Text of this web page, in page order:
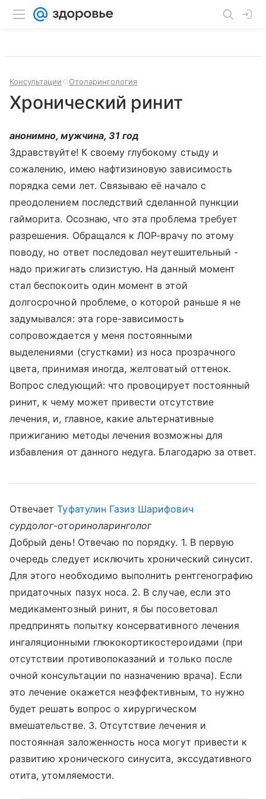
Консультации Отоларингология
Хронический ринит
анонимно, мужчина, 31 год
Здравствуйте! К своему глубокому стыду и
сожалению, имею нафтизиновую зависимость
порядка семи лет. Связываю её начало с
преодолением последствий сделанной пункции
гайморита. Осознаю, что эта проблема требует
разрешения. Обращался к ЛОР-врачу по этому
поводу, но ответ последовал неутешительный -
надо прижигать слизистую. На данный момент
стал беспокоить один момент в этой
долгосрочной проблеме, о которой раньше я не
задумывался: эта горе-зависимость
сопровождается у меня постоянными
выделениями (сгустками) из носа прозрачного
цвета, принимая иногда, желтоватый оттенок.
Вопрос следующий: что провоцирует постоянный
ринит, к чему может привести отсутствие
лечения, и, главное, какие альтернативные
прижиганию методы лечения возможны для
избавления от данного недуга. Благодарю за ответ.
ОтвечаетТуфатулин Газиз Шарифович
сурдолог-оториноларинголог
Добрый день! Отвечаю по порядку. 1. В первую
очередь следует исключить хронический синусит.
Для этого необходимо выполнить рентгенографию
придаточных пазух носа. 2. В случае, если это
медикаментозный ринит, я бы посоветовал
предпринять попытку консервативного лечения
ингаляционными глюкокортикостероидами (при
отсутствии противопоказаний и только после
очной консультации по назначению врача). Если
это лечение окажется неэффективным, то нужно
будет решать вопрос о хирургическом
вмешательстве. 3. Отсутствие лечения и
постоянная заложенность носа могут привести к
развитию хронического синусита, экссудативного
отита, утомляемости.